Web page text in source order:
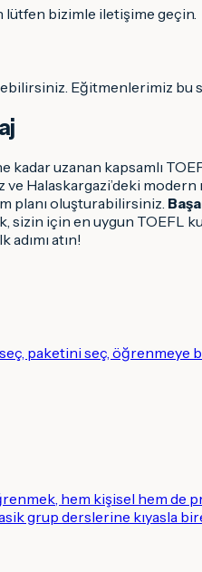
lütfen bizimle iletişime geçin.
Eğitmenlerimiz bu
uzanan kapsamlı
Halaskargazi’deki
planı oluşturabilirsiniz.
sizin için en uygun TOEFL
atın!
paketini seç, öğrenmeye
hem kişisel hem de
grup derslerine kıyasla